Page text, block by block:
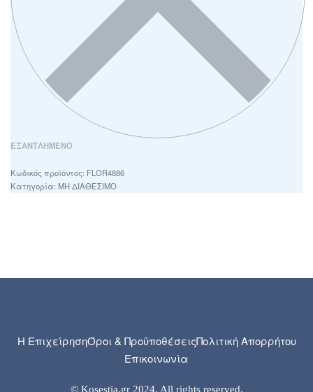
ΕΞΑΝΤΛΗΜΈΝΟ
FLOR4886
Κατηγορία: ΜΗ ΔΙΑΘΕΣΙΜΟ
Η ΕπιχείρησηΌροι & ΠροϋποθέσειςΠολιτική Απορρήτου
Επικοινωνία
© Kosestia.gr 2024. All rights reserved.